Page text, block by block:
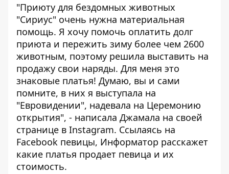
"Приюту для бездомных животных
"Сириус" очень нужна материальная
помощь. Я хочу помочь оплатить долг
приюта и пережить зиму более чем 2600
животным, поэтому решила выставить на
продажу свои наряды. Для меня это
знаковые платья! Думаю, вы и сами
помните, в них я выступала на
"Евровидении", надевала на Церемонию
открытия", - написала Джамала на своей
странице в Instagram. Ссылаясь на
Facebook певицы, Информатор расскажет
какие платья продает певица и их
стоимость.